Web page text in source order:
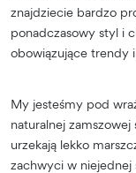
znajdziecie bardzo
ponadczasowy styl i
obowiązujące trendy
My jesteśmy pod
naturalnej
urzekają lekko
zachwyci w niejednej